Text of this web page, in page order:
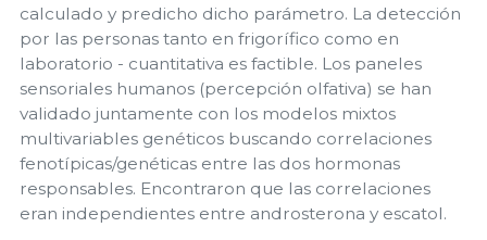
calculado y predicho dicho parámetro. La detección
por las personas tanto en frigorífico como en
laboratorio - cuantitativa es factible. Los paneles
sensoriales humanos (percepción olfativa) se han
validado juntamente con los modelos mixtos
multivariables genéticos buscando correlaciones
fenotípicas/genéticas entre las dos hormonas
responsables. Encontraron que las correlaciones
eran independientes entre androsterona y escatol.